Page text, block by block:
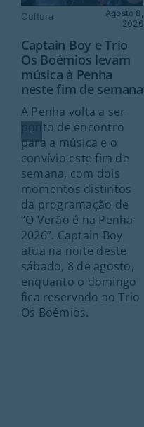
Cultura
Agosto 8,
2026
Captain Boy e Trio
Os Boémios levam
música à Penha
neste fim de semana
A Penha volta a ser
ponto de encontro
para a música e o
convívio este fim de
semana, com dois
momentos distintos
da programação de
“O Verão é na Penha
2026”. Captain Boy
atua na noite deste
sábado, 8 de agosto,
enquanto o domingo
fica reservado ao Trio
Os Boémios.